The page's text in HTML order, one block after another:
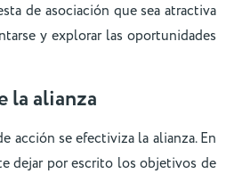
de asociación que sea atractiva
y explorar las oportunidades
la alianza
acción se efectiviza la alianza. En
dejar por escrito los objetivos de